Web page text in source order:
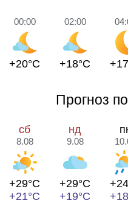
00:00
+20°C
02:00
+18°C
Прогноз
сб
8.08
+29°C
+21°C
нд
9.08
+29°C
+19°C